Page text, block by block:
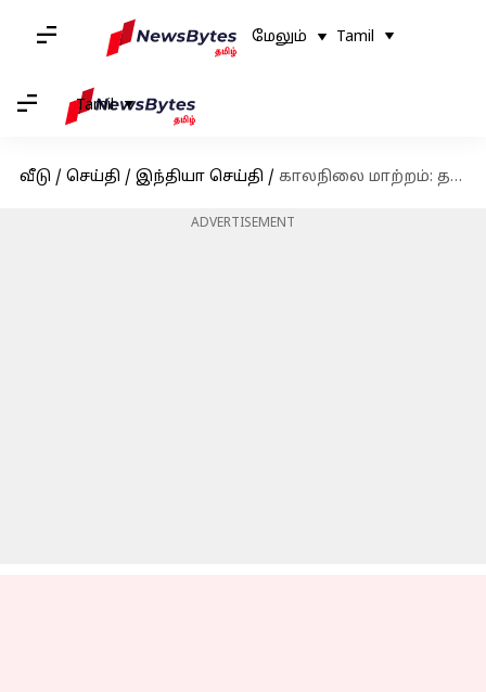
மேலும் Tamil
Tamil
வீடு / செய்தி / இந்தியா செய்தி / காலநிலை மாற்றம்: தமிழகம் எப்படி பாதிக்கப்படும்?
ADVERTISEMENT